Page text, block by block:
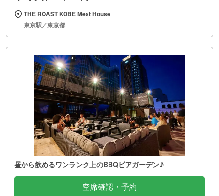
THE ROAST KOBE Meat House
東京駅／東京都
昼から飲めるワンランク上のBBQビアガーデン♪
空席確認・予約